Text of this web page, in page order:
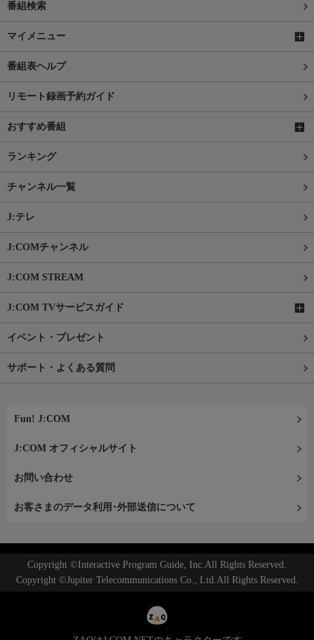
番組検索
マイメニュー
番組表ヘルプ
リモート録画予約ガイド
おすすめ番組
ランキング
チャンネル一覧
J:テレ
J:COMチャンネル
J:COM STREAM
J:COM TVサービスガイド
イベント・プレゼント
サポート・よくある質問
Fun! J:COM
J:COM オフィシャルサイト
お問い合わせ
お客さまのデータ利用･外部送信について
Copyright ©Interactive Program Guide, Inc.All Rights Reserved.
Copyright ©Jupiter Telecommunications Co., Ltd.All Rights Reserved.